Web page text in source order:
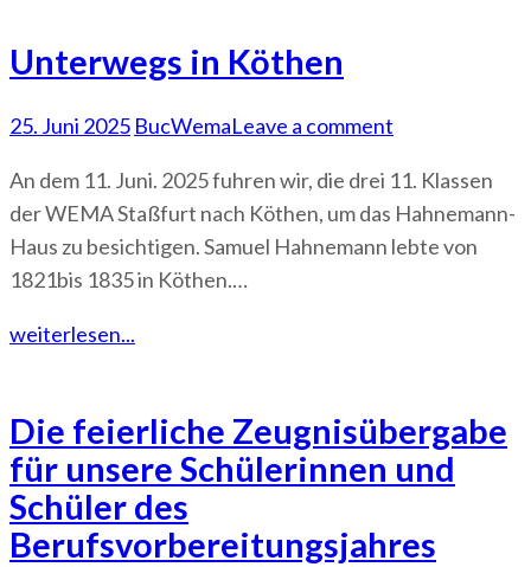
Unterwegs in Köthen
25. Juni 2025 BucWemaLeave a comment
An dem 11. Juni. 2025 fuhren wir, die drei 11. Klassen
der WEMA Staßfurt nach Köthen, um das Hahnemann-
Haus zu besichtigen. Samuel Hahnemann lebte von
1821bis 1835 in Köthen.…
weiterlesen...
Die feierliche Zeugnisübergabe
für unsere Schülerinnen und
Schüler des
Berufsvorbereitungsjahres